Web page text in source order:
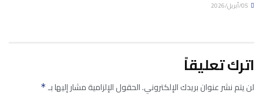
اترك تعليقاً
لن يتم نشر عنوان بريدك الإلكتروني.الحقول الإلزامية مشار إليها بـ*